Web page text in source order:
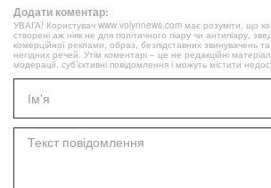
Додати коментар:
УВАГА! Користувач www.volynnews.com має розуміти, що
створені аж ніяк не для політичного піару чи антипіару,
комерційної реклами, образ, безпідставних звинувачень
негідних речей. Утім коментарі – це не редакційні
модерації, суб’єктивні повідомлення і можуть містити